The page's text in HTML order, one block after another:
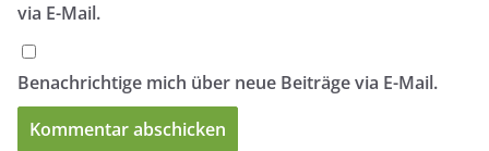
via E-Mail.
Benachrichtige mich über neue Beiträge via E-Mail.